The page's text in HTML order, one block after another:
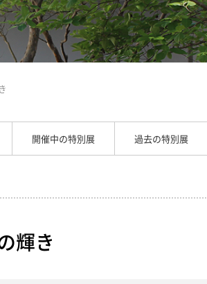
開催中の特別展 過去の特別展
輝き